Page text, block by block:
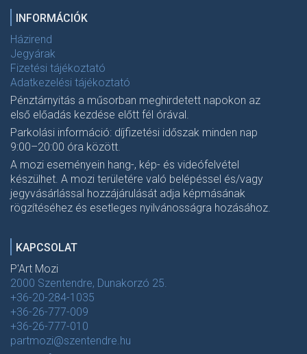
INFORMÁCIÓK
Házirend
Jegyárak
Fizetési tájékoztató
Adatkezelési tájékoztató
Pénztárnyitás a műsorban meghirdetett napokon az
első előadás kezdése előtt fél órával.
Parkolási információ: díjfizetési időszak minden nap
9:00–20:00 óra között.
A mozi eseményein hang-, kép- és videófelvétel
készülhet. A mozi területére való belépéssel és/vagy
jegyvásárlással hozzájárulását adja képmásának
rögzítéséhez és esetleges nyilvánosságra hozásához.
KAPCSOLAT
P'Art Mozi
2000 Szentendre, Dunakorzó 25.
+36-20-284-1035
+36-26-777-009
+36-26-777-010
partmozi@szentendre.hu